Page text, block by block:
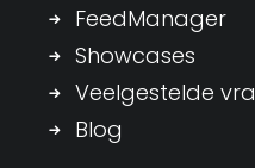
FeedManager
Showcases
Veelgestelde
Blog